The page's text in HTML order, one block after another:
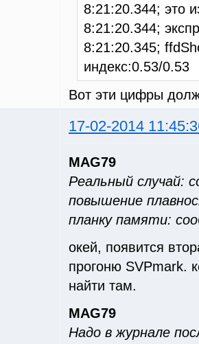
8:21:20.344; это
8:21:20.344;
8:21:20.345;
индекс:0.53/0.53
Вот эти цифры
17-02-2014
MAG79
Реальный случай:
повышение
планку памяти:
окей, появится
прогоню SVPmark.
найти там.
MAG79
Надо в журнале